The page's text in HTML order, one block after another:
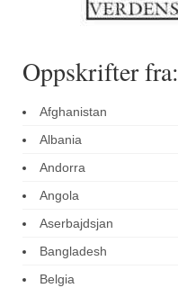
Oppskrifter fra:
Afghanistan
Albania
Andorra
Angola
Aserbajdsjan
Bangladesh
Belgia